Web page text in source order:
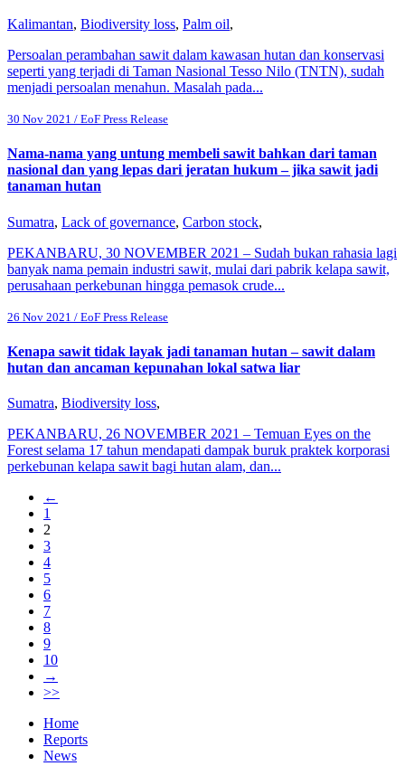
Kalimantan, Biodiversity loss, Palm oil,
Persoalan perambahan sawit dalam kawasan hutan dan konservasi
seperti yang terjadi di Taman Nasional Tesso Nilo (TNTN), sudah
menjadi persoalan menahun. Masalah pada...
30 Nov 2021 / EoF Press Release
Nama-nama yang untung membeli sawit bahkan dari taman
nasional dan yang lepas dari jeratan hukum – jika sawit jadi
tanaman hutan
Sumatra, Lack of governance, Carbon stock,
PEKANBARU, 30 NOVEMBER 2021 – Sudah bukan rahasia lagi
banyak nama pemain industri sawit, mulai dari pabrik kelapa sawit,
perusahaan perkebunan hingga pemasok crude...
26 Nov 2021 / EoF Press Release
Kenapa sawit tidak layak jadi tanaman hutan – sawit dalam
hutan dan ancaman kepunahan lokal satwa liar
Sumatra, Biodiversity loss,
PEKANBARU, 26 NOVEMBER 2021 – Temuan Eyes on the
Forest selama 17 tahun mendapati dampak buruk praktek korporasi
perkebunan kelapa sawit bagi hutan alam, dan...
←
1
2
3
4
5
6
7
8
9
10
→
>>
Home
Reports
News